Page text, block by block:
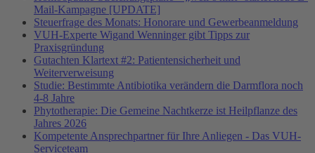
Mail-Kampagne [UPDATE]
Steuerfrage des Monats: Honorare und Gewerbeanmeldung
VUH-Experte Wigand Wenninger gibt Tipps zur
Praxisgründung
Gutachten Klartext #2: Patientensicherheit und
Weiterverweisung
Studie: Bestimmte Antibiotika verändern die Darmflora noch
4-8 Jahre
Phytotherapie: Die Gemeine Nachtkerze ist Heilpflanze des
Jahres 2026
Kompetente Ansprechpartner für Ihre Anliegen - Das VUH-
Serviceteam